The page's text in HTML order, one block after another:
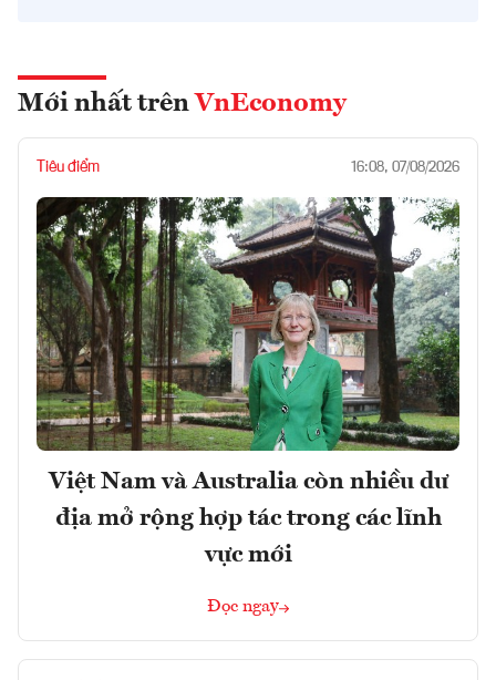
Mới nhất trên VnEconomy
Tiêu điểm 16:08, 07/08/2026
Việt Nam và Australia còn nhiều dư
địa mở rộng hợp tác trong các lĩnh
vực mới
Đọc ngay